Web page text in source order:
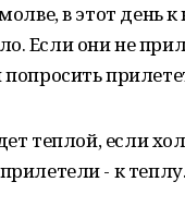
в этот день
Если они не
теплой, если
- к теплу.